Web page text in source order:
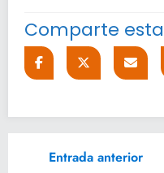
Comparte
Entrada anterior